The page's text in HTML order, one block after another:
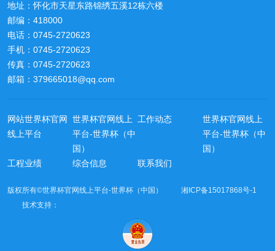
地址：怀化市天星东路锦绣五溪12栋六楼
邮编：418000
电话：0745-2720623
手机：0745-2720623
传真：0745-2720623
邮箱：379665018@qq.com
网站世界杯官网
线上平台
世界杯官网线上
平台-世界杯（中
国）
工作动态
世界杯官网线上
平台-世界杯（中
国）
工程业绩
综合信息 联系我们
版权所有©世界杯官网线上平台-世界杯（中国） 湘ICP备15017868号-1
技术支持：